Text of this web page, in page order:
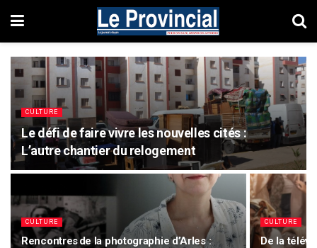
CULTURE
Le défi de faire vivre les nouvelles cités :
L’autre chantier du relogement
CULTURE
Rencontres de la photographie d’Arles :
CULTURE
De la